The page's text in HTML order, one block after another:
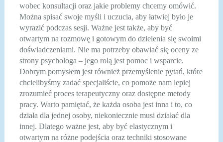
wobec konsultacji oraz jakie problemy chcemy omówić.
Można spisać swoje myśli i uczucia, aby łatwiej było je
wyrazić podczas sesji. Ważne jest także, aby być
otwartym na rozmowę i gotowym do dzielenia się swoimi
doświadczeniami. Nie ma potrzeby obawiać się oceny ze
strony psychologa – jego rolą jest pomoc i wsparcie.
Dobrym pomysłem jest również przemyślenie pytań, które
chcielibyśmy zadać specjaliście, co pomoże nam lepiej
zrozumieć proces terapeutyczny oraz dostępne metody
pracy. Warto pamiętać, że każda osoba jest inna i to, co
działa dla jednej osoby, niekoniecznie musi działać dla
innej. Dlatego ważne jest, aby być elastycznym i
otwartym na różne podejścia oraz techniki stosowane